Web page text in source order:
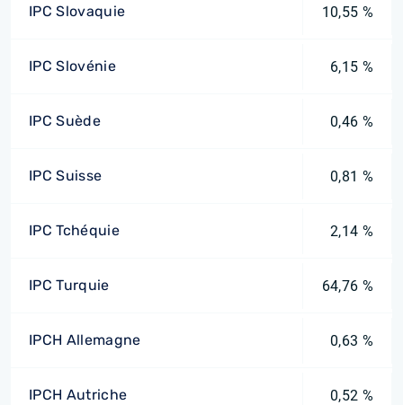
IPC Slovaquie 10,55 %
IPC Slovénie 6,15 %
IPC Suède 0,46 %
IPC Suisse 0,81 %
IPC Tchéquie 2,14 %
IPC Turquie 64,76 %
IPCH Allemagne 0,63 %
IPCH Autriche 0,52 %